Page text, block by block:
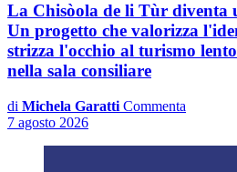
La Chisòola de li Tùr diventa
Un progetto che valorizza
strizza l'occhio al turismo
nella sala consiliare
di Michela Garatti Commenta
7 agosto 2026